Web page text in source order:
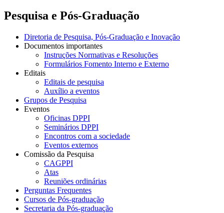
Pesquisa e Pós-Graduação
Diretoria de Pesquisa, Pós-Graduação e Inovação
Documentos importantes
Instruções Normativas e Resoluções
Formulários Fomento Interno e Externo
Editais
Editais de pesquisa
Auxílio a eventos
Grupos de Pesquisa
Eventos
Oficinas DPPI
Seminários DPPI
Encontros com a sociedade
Eventos externos
Comissão da Pesquisa
CAGPPI
Atas
Reuniões ordinárias
Perguntas Frequentes
Cursos de Pós-graduação
Secretaria da Pós-graduação